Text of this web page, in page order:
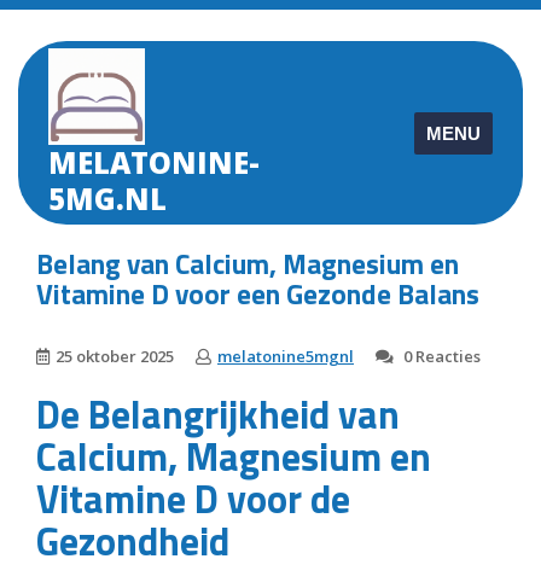
Skip
content
MELATONINE-
5MG.NL
MENU
Belang van Calcium, Magnesium en
Vitamine D voor een Gezonde Balans
25 oktober 2025 melatonine5mgnl 0 Reacties
De Belangrijkheid van
Calcium, Magnesium en
Vitamine D voor de
Gezondheid